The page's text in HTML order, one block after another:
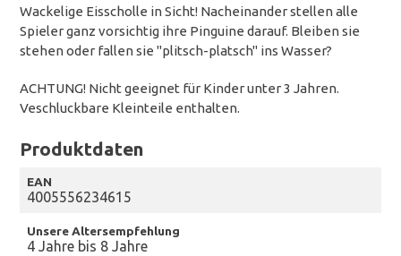
Wackelige Eisscholle in Sicht! Nacheinander stellen alle
Spieler ganz vorsichtig ihre Pinguine darauf. Bleiben sie
stehen oder fallen sie "plitsch-platsch" ins Wasser?
ACHTUNG! Nicht geeignet für Kinder unter 3 Jahren.
Veschluckbare Kleinteile enthalten.
Produktdaten
EAN
4005556234615
Unsere Altersempfehlung
4 Jahre bis 8 Jahre